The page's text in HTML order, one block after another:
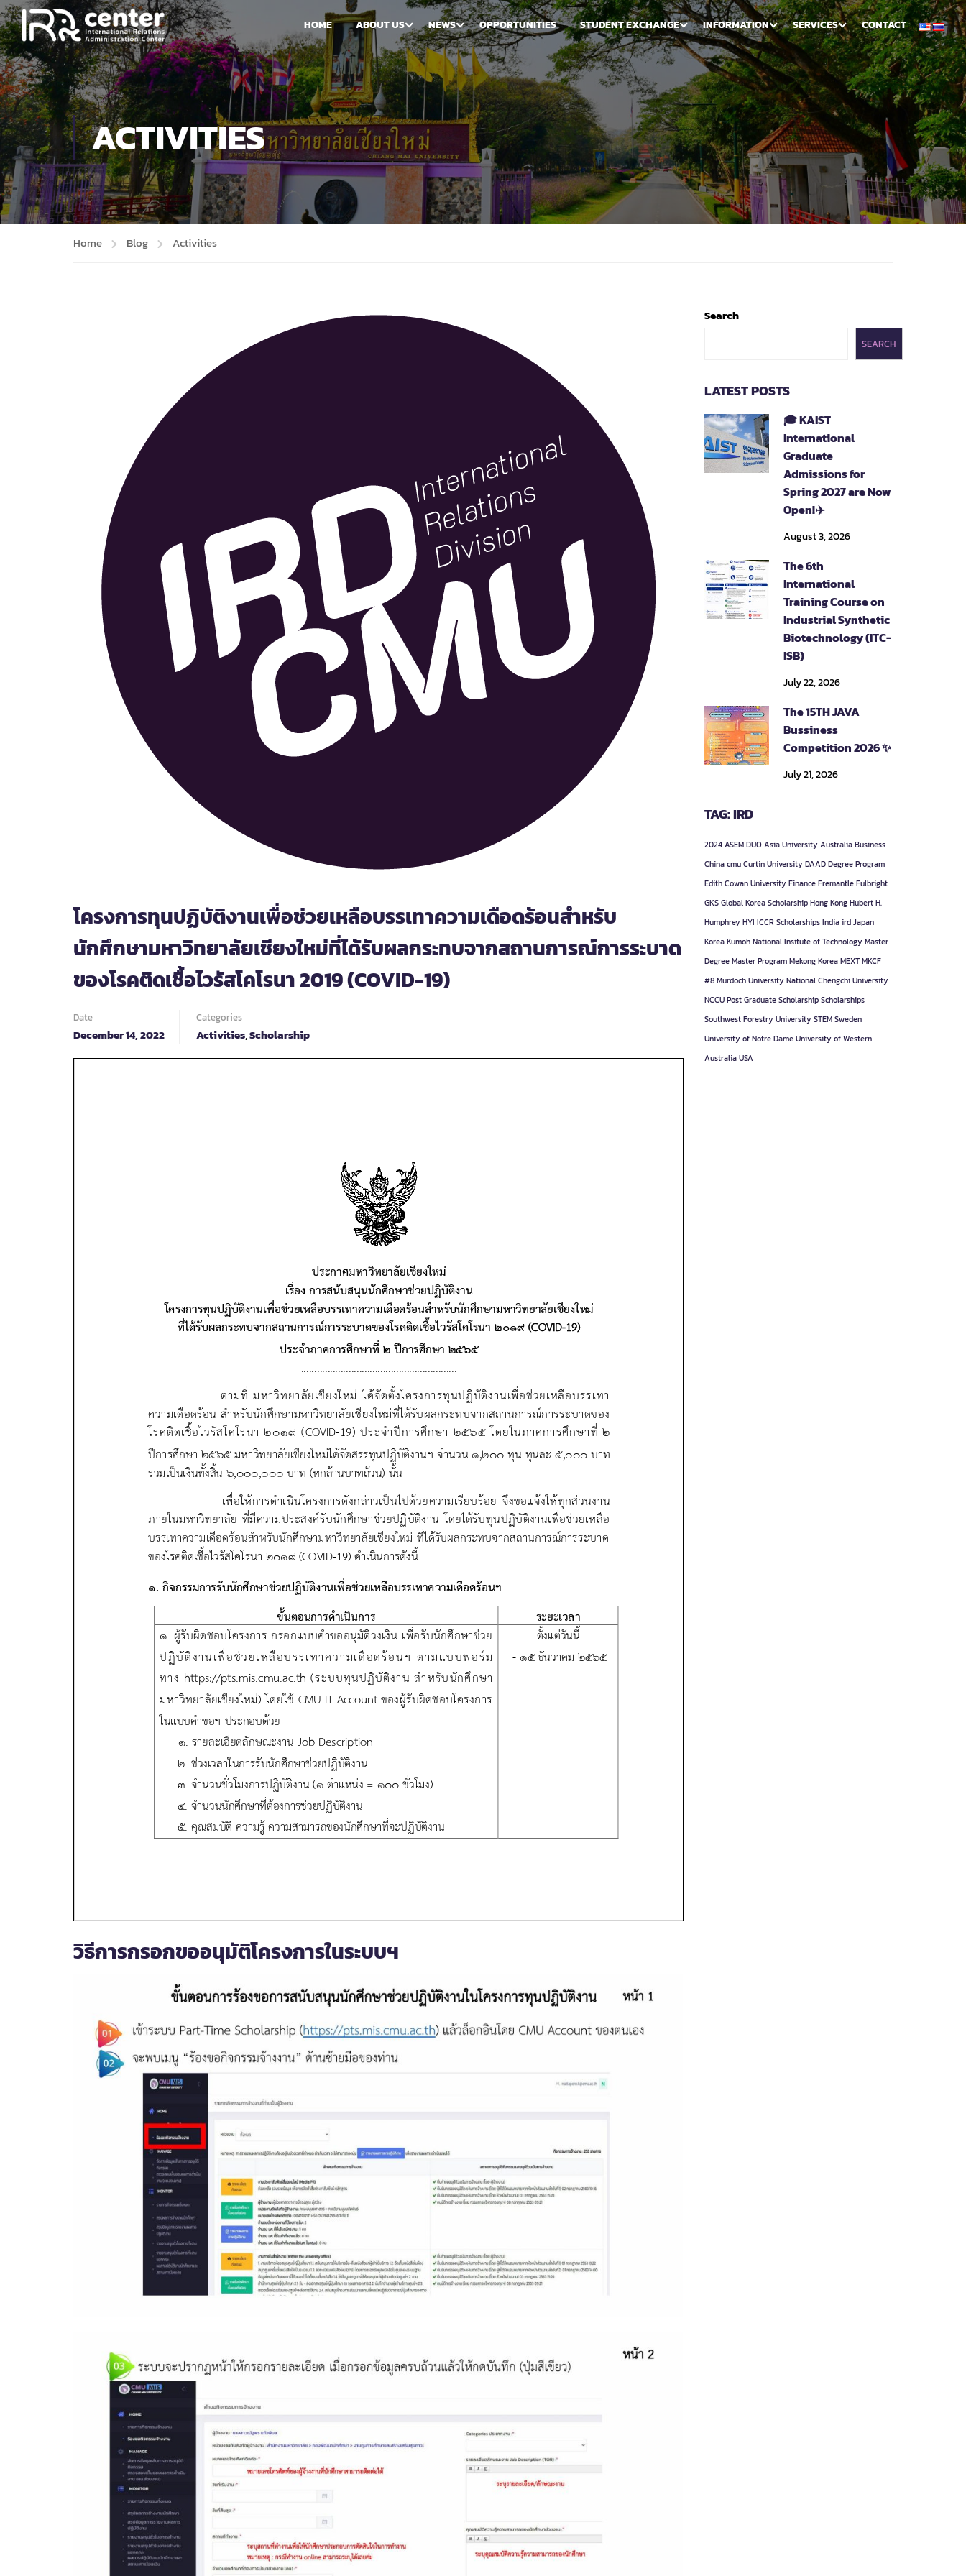
HOME ABOUT US NEWS OPPORTUNITIES STUDENT EXCHANGE INFORMATION SERVICES CONTACT
ACTIVITIES
Home Blog Activities
โครงการทุนปฏิบัติงานเพื่อช่วยเหลือบรรเทาความเดือดร้อนสำหรับ
นักศึกษามหาวิทยาลัยเชียงใหม่ที่ได้รับผลกระทบจากสถานการณ์การระบาด
ของโรคติดเชื้อไวรัสโคโรนา 2019 (COVID-19)
Date
December 14, 2022
Categories
Activities,Scholarship
วิธีการกรอกขออนุมัติโครงการในระบบฯ
Search
SEARCH
LATEST POSTS
🎓 KAIST
International
Graduate
Admissions for
Spring 2027 are Now
Open!✈️
August 3, 2026
The 6th
International
Training Course on
Industrial Synthetic
Biotechnology (ITC-
ISB)
July 22, 2026
The 15TH JAVA
Bussiness
Competition 2026 ✨
July 21, 2026
TAG: IRD
2024 ASEM DUO Asia University Australia Business
China cmu Curtin University DAAD Degree Program
Edith Cowan University Finance Fremantle Fulbright
GKS Global Korea Scholarship Hong Kong Hubert H.
Humphrey HYI ICCR Scholarships India ird Japan
Korea Kumoh National Insitute of Technology Master
Degree Master Program Mekong Korea MEXT MKCF
#8 Murdoch University National Chengchi University
NCCU Post Graduate Scholarship Scholarships
Southwest Forestry University STEM Sweden
University of Notre Dame University of Western
Australia USA